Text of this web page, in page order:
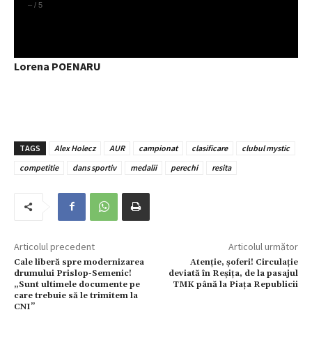
– / 5
Lorena POENARU
TAGS Alex Holecz AUR campionat clasificare
clubul mystic
competitie
dans sportiv medalii perechi resita
Articolul precedent
Cale liberă spre modernizarea
drumului Prislop-Semenic!
„Sunt ultimele documente pe
care trebuie să le trimitem la
CNI”
Articolul următor
Atenție, șoferi! Circulație
deviată în Reșița, de la pasajul
TMK până la Piața Republicii